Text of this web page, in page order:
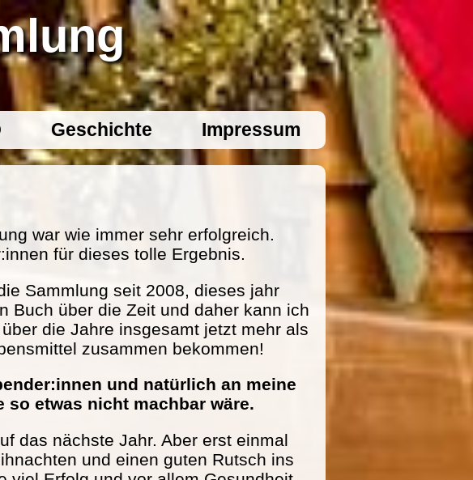
Geschichte Impressum
war wie immer sehr erfolgreich.
für dieses tolle Ergebnis.
Sammlung seit 2008, dieses jahr
Buch über die Zeit und daher kann ich
die Jahre insgesamt jetzt mehr als
zusammen bekommen!
und natürlich an meine
so etwas nicht machbar wäre.
das nächste Jahr. Aber erst einmal
und einen guten Rutsch ins